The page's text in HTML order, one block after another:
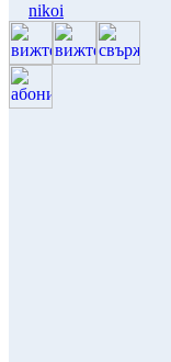
nikoi